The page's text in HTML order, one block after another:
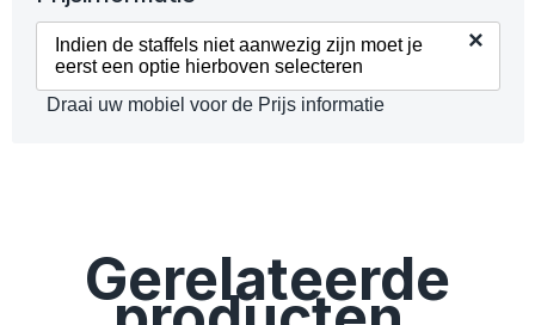
Indien de staffels niet aanwezig zijn moet je
eerst een optie hierboven selecteren
×
Draai uw mobiel voor de Prijs informatie
Gerelateerde